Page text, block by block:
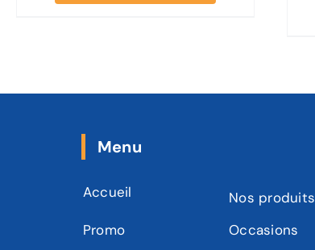
Menu
Accueil
Nos produits
Promo
Occasions